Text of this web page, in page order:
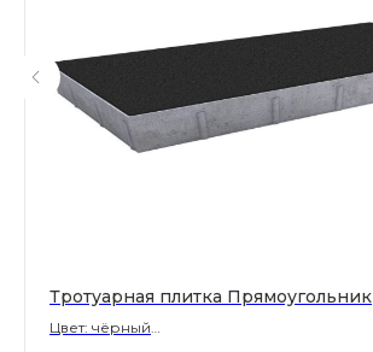
Тротуарная плитка Прямоугольник
Цвет: чёрный
Правила обработки персональных данных
Политика конфиденциальности